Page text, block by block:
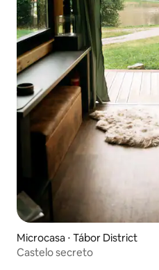
Microcasa ⋅ Tábor District
Castelo secreto